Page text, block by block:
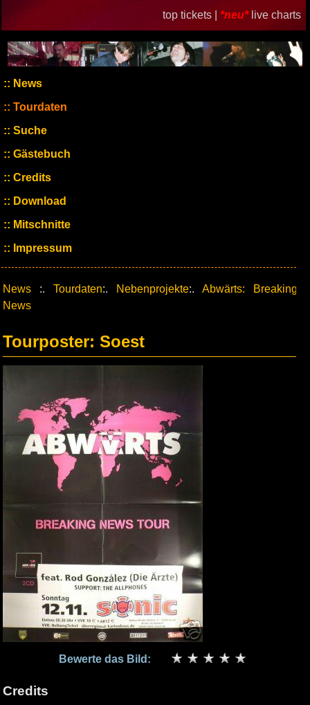
top tickets | *neu* live charts
News
Tourdaten
Suche
Gästebuch
Credits
Download
Mitschnitte
Impressum
News :. Tourdaten:. Nebenprojekte:. Abwärts: Breaking
News
Tourposter: Soest
Bewerte das Bild:
Credits